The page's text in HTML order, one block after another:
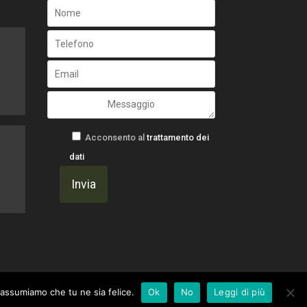
Acconsento al trattamento dei
dati
che tu ne sia felice. Ok No Leggi di più